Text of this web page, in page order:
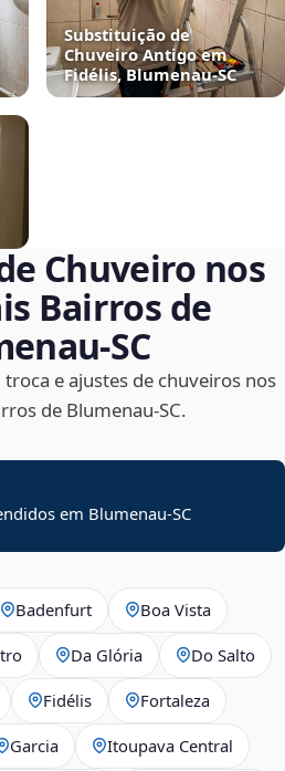
Substituição de
Chuveiro Antigo em
Fidélis, Blumenau‑SC
Chuveiro nos
Bairros de
e ajustes de chuveiros nos
de Blumenau‑SC.
em Blumenau-SC
Badenfurt Boa Vista
Da Glória Do Salto
Fidélis Fortaleza
Garcia Itoupava Central